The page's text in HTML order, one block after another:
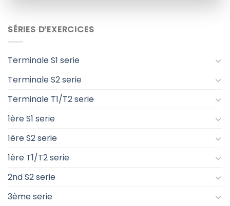
SÉRIES D’EXERCICES
Terminale S1 serie
Terminale S2 serie
Terminale T1/T2 serie
1ère S1 serie
1ère S2 serie
1ère T1/T2 serie
2nd S2 serie
3ème serie